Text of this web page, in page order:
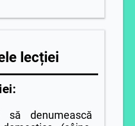
lecției
denumească